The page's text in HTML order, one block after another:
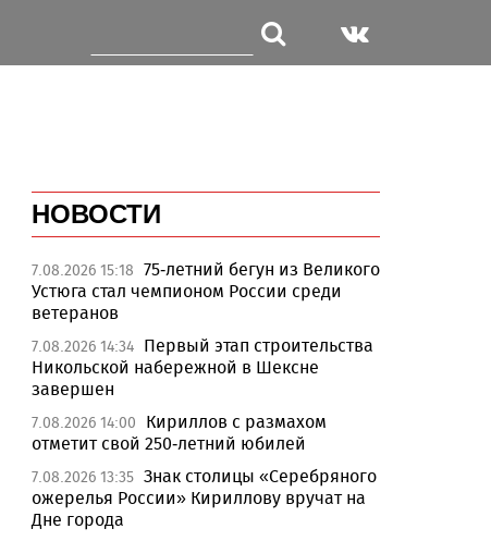
НОВОСТИ
7.08.2026 15:18 75-летний бегун из Великого
Устюга стал чемпионом России среди
ветеранов
7.08.2026 14:34 Первый этап строительства
Никольской набережной в Шексне
завершен
7.08.2026 14:00
Кириллов с размахом
отметит свой 250-летний юбилей
7.08.2026 13:35 Знак столицы «Серебряного
ожерелья России» Кириллову вручат на
Дне города